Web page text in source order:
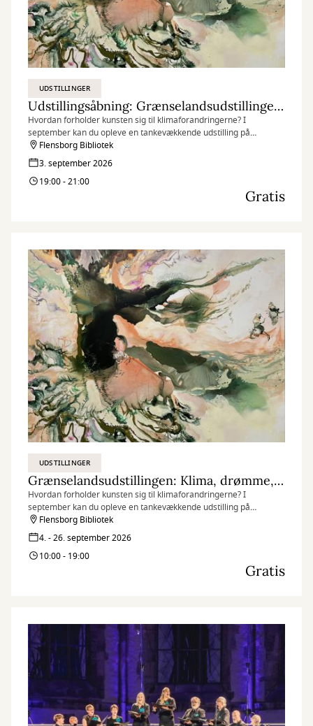
UDSTILLINGER
Udstillingsåbning: Grænselandsudstillingen | Klima, drømme, grænseløs
Hvordan forholder kunsten sig til klimaforandringerne? I
september kan du opleve en tankevækkende udstilling på
Flensborg Bibliotek med værker fra kunstnersammenslutningen
“Grænselandsudstillingen”. Vær med til ferniseringen den 3.
september!
Flensborg Bibliotek
3. september 2026
19:00 - 21:00
Gratis
UDSTILLINGER
Grænselandsudstillingen: Klima, drømme, grænseløs
Hvordan forholder kunsten sig til klimaforandringerne? I
september kan du opleve en tankevækkende udstilling på
Flensborg Bibliotek med værker fra kunstnersammenslutningen
“Grænselandsudstillingen”.
Flensborg Bibliotek
4. - 26. september 2026
10:00 - 19:00
Gratis